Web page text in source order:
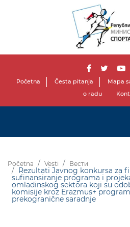
Početna Česta pitanja Mapa
o radu
Početna Vesti Вести
Rezultati Javnog konkursa za
sufinansiranje programa i
omladinskog sektora koji su
komisije kroz Erazmus+
prekogranične saradnje